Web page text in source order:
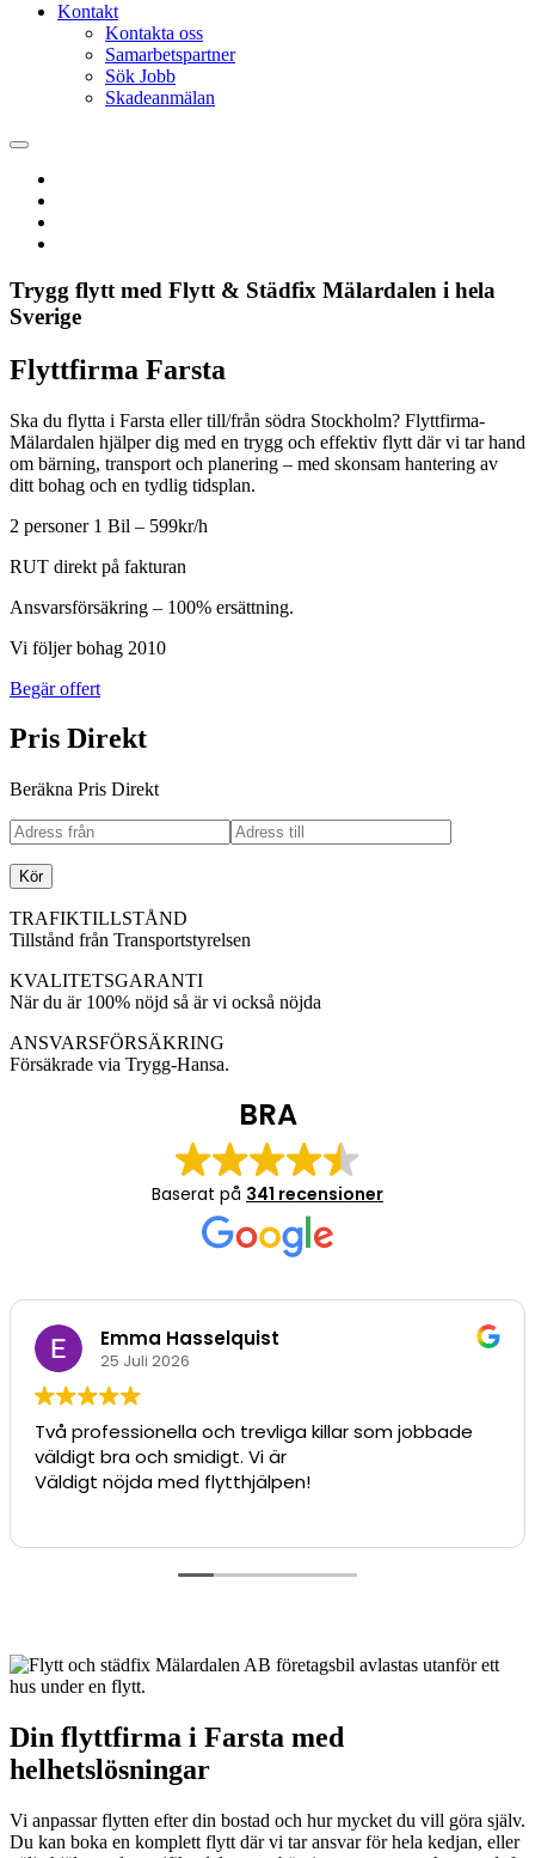
Kontakt
Kontakta oss
Samarbetspartner
Sök Jobb
Skadeanmälan
Trygg flytt med Flytt & Städfix Mälardalen i hela
Sverige
Flyttfirma Farsta
Ska du flytta i Farsta eller till/från södra Stockholm? Flyttfirma-
Mälardalen hjälper dig med en trygg och effektiv flytt där vi tar hand
om bärning, transport och planering – med skonsam hantering av
ditt bohag och en tydlig tidsplan.
2 personer 1 Bil – 599kr/h
RUT direkt på fakturan
Ansvarsförsäkring – 100% ersättning.
Vi följer bohag 2010
Begär offert
Pris Direkt
Beräkna Pris Direkt
Kör
TRAFIKTILLSTÅND
Tillstånd från Transportstyrelsen
KVALITETSGARANTI
När du är 100% nöjd så är vi också nöjda
ANSVARSFÖRSÄKRING
Försäkrade via Trygg-Hansa.
BRA
Baserat på 341 recensioner
Emma Hasselquist
25 Juli 2026
Två professionella och trevliga killar som jobbade
väldigt bra och smidigt. Vi är
Väldigt nöjda med flytthjälpen!
Din flyttfirma i Farsta med
helhetslösningar
Vi anpassar flytten efter din bostad och hur mycket du vill göra själv.
Du kan boka en komplett flytt där vi tar ansvar för hela kedjan, eller